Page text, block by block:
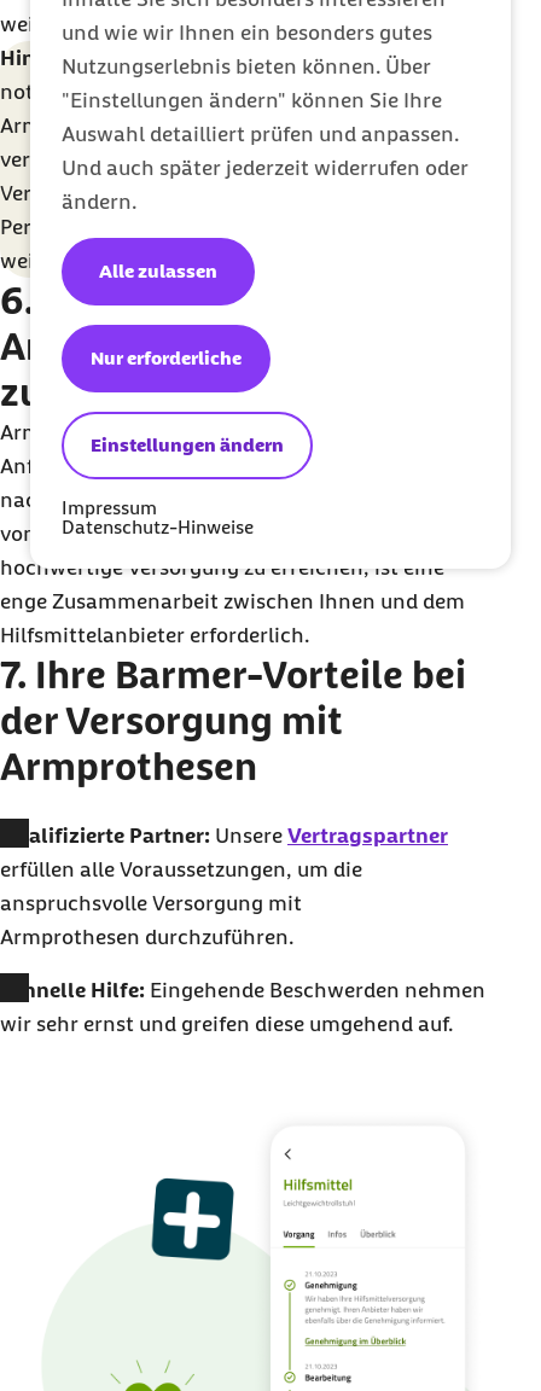
und wie wir Ihnen ein besonders gutes
Nutzungserlebnis bieten können. Über
"Einstellungen ändern" können Sie Ihre
Auswahl detailliert prüfen und anpassen.
Und auch später jederzeit widerrufen oder
ändern.
Einstellungen ändern
Nur erforderliche
Alle zulassen
Impressum
Datenschutz-Hinweise
weiterenKontaktmöglichkeiten.
Hinweis:Unsere Vertragspartner haben alle die
notwendigePräqualifizierung, um im Bereich der
Armprothetik versorgen zu dürfen, und
verpflichten sich nach dem geschlossenen
Vertrag, die an der Versorgung beteiligten
Personen regelmäßig im Bereich Armprothetik
weiterzubilden.
6. Was gibt es bei
Armprothesen sonst noch
zu beachten?
Armprothesen werden individuell nach Ihren
Anforderungen und Möglichkeiten angefertigt. Je
nach Art der Armprothese müssen die Funktionen
von Ihnen erst erlernt werden. Um eine qualitativ
hochwertige Versorgung zu erreichen, ist eine
enge Zusammenarbeit zwischen Ihnen und dem
Hilfsmittelanbieter erforderlich.
7. Ihre Barmer-Vorteile bei
der Versorgung mit
Armprothesen
Qualifizierte Partner: Unsere Vertragspartner
erfüllen alle Voraussetzungen, um die
anspruchsvolle Versorgung mit
Armprothesen durchzuführen.
Schnelle Hilfe: Eingehende Beschwerden nehmen
wir sehr ernst und greifen diese umgehend auf.